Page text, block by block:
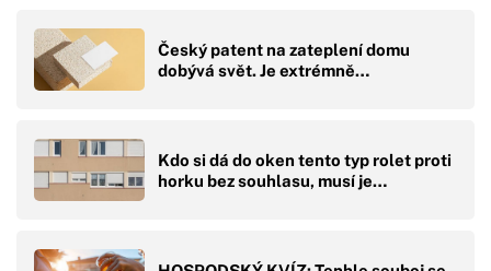
Český patent na zateplení domu
dobývá svět. Je extrémně…
Kdo si dá do oken tento typ rolet proti
horku bez souhlasu, musí je…